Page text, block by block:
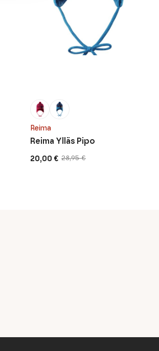
Reima
28,95€
Alkuperäinen
20,00 €
Nykyinen
Reima Ylläs Pipo